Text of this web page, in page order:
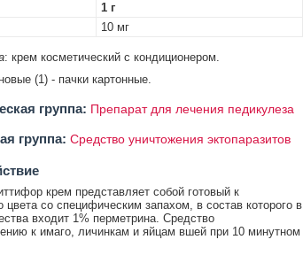
1 г
10 мг
: крем косметический с кондиционером.
(1) - пачки картонные.
группа: Препарат для лечения педикулеза
группа: Средство уничтожения эктопаразитов
крем представляет собой готовый к
со специфическим запахом, в состав которого в
входит 1% перметрина. Средство
к имаго, личинкам и яйцам вшей при 10 минутном